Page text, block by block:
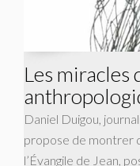
Les miracles
Daniel Duigou,
propose de montrer
l’Évangile de Jean,